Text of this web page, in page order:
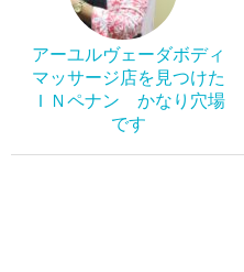
アーユルヴェーダボディ
マッサージ店を見つけた
ＩＮペナン かなり穴場
です